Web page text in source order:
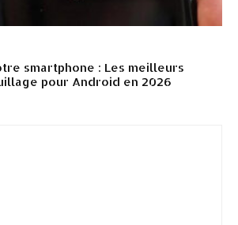
smartphone : Les meilleurs
pour Android en 2026